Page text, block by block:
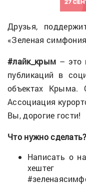
Друзья,
«Зеленая
#лайк_крым – это
публикаций в
объектах Крыма.
Ассоциация
Вы, дорогие гости!
Что нужно сделать?
Написать о
хештег